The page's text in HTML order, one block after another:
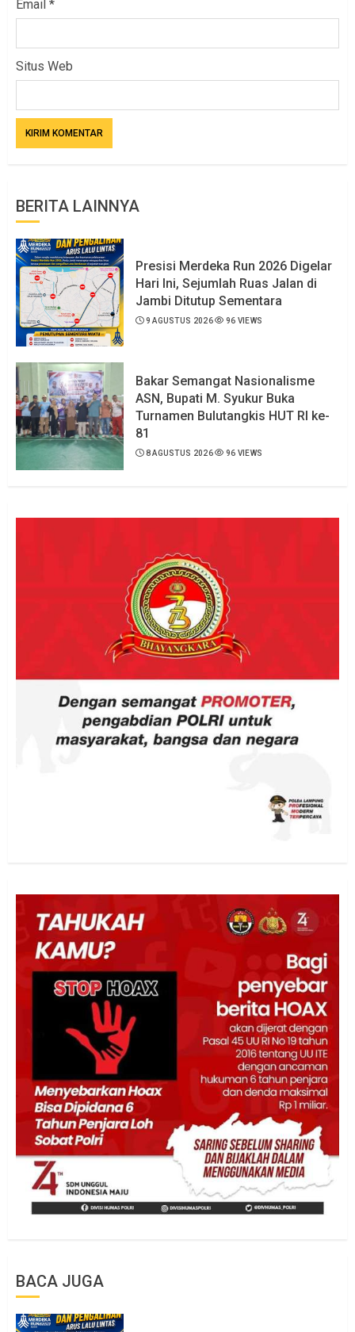
Email *
Situs Web
BERITA LAINNYA
Presisi Merdeka Run 2026 Digelar
Hari Ini, Sejumlah Ruas Jalan di
Jambi Ditutup Sementara
9 AGUSTUS 2026 96 VIEWS
Bakar Semangat Nasionalisme
ASN, Bupati M. Syukur Buka
Turnamen Bulutangkis HUT RI ke-
81
8 AGUSTUS 2026 96 VIEWS
BACA JUGA